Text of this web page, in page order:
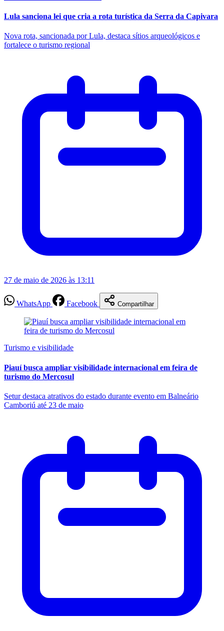
Lula sanciona lei que cria a rota turística da Serra da Capivara
Nova rota, sancionada por Lula, destaca sítios arqueológicos e
fortalece o turismo regional
27 de maio de 2026 às 13:11
WhatsApp Facebook Compartilhar
Turismo e visibilidade
Piauí busca ampliar visibilidade internacional em feira de
turismo do Mercosul
Setur destaca atrativos do estado durante evento em Balneário
Camboriú até 23 de maio